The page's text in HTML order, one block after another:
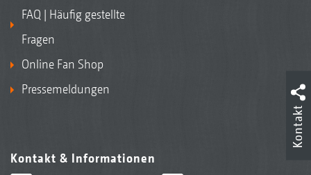
FAQ | Häufig gestellte
Fragen
Online Fan Shop
Pressemeldungen
Kontakt & Informationen
Kontakt